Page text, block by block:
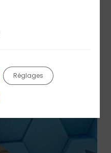
Réglages